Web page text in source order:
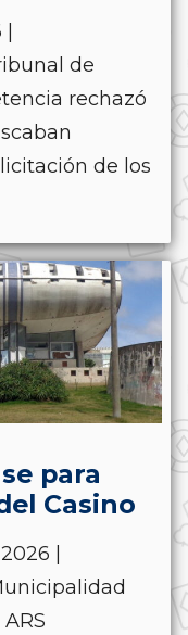
de
rechazó
de los
para
Casino
|